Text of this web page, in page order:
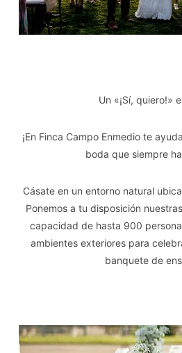
Un «¡Sí, quiero!»
¡En Finca Campo Enmedio te
boda que siempre
Cásate en un entorno natural
Ponemos a tu disposición
capacidad de hasta 900
ambientes exteriores para
banquete de